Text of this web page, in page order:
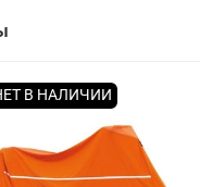
В НАЛИЧИИ